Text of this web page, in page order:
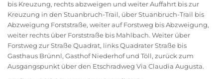
bis Kreuzung, rechts abzweigen und weiter Auffahrt bis zur
Kreuzung in den Stuanbruch-Trail, über Stuanbruch-Trail bis
Abzweigung Forststraße, weiter auf Forstweg bis Abzweigung,
weiter rechts über Forststraße bis Mahlbach. Weiter über
Forstweg zur Straße Quadrat, links Quadrater Straße bis
Gasthaus Brünnl, Gasthof Niederhof und Töll, zurück zum
Ausgangspunkt über den Etschradweg Via Claudia Augusta.